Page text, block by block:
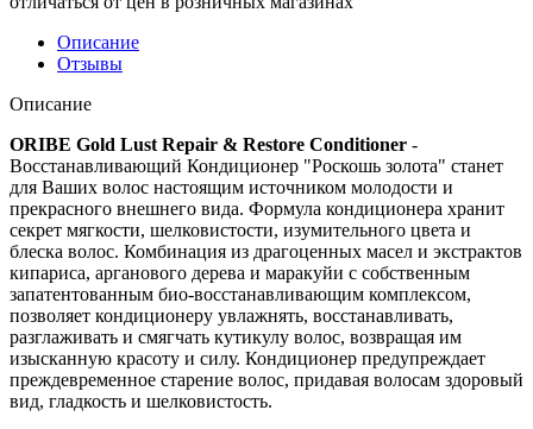
Описание
Отзывы
Описание
ORIBE Gold Lust Repair & Restore Conditioner -
Восстанавливающий Кондиционер "Роскошь золота" станет
для Ваших волос настоящим источником молодости и
прекрасного внешнего вида. Формула кондиционера хранит
секрет мягкости, шелковистости, изумительного цвета и
блеска волос. Комбинация из драгоценных масел и экстрактов
кипариса, арганового дерева и маракуйи с собственным
запатентованным био-восстанавливающим комплексом,
позволяет кондиционеру увлажнять, восстанавливать,
разглаживать и смягчать кутикулу волос, возвращая им
изысканную красоту и силу. Кондиционер предупреждает
преждевременное старение волос, придавая волосам здоровый
вид, гладкость и шелковистость.